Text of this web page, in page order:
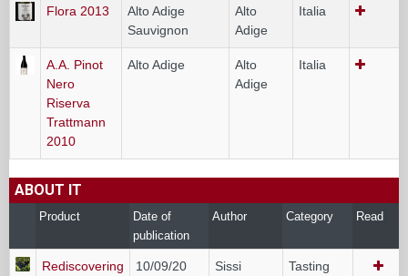
Flora 2013
Alto Adige
Sauvignon
Alto
Adige
Italia
A.A. Pinot
Nero
Riserva
Trattmann
2010
Alto Adige
Alto
Adige
Italia
ABOUT IT
Product
Date of
publication
Author Category Read
Rediscovering
10/09/20
Sissi
Tasting